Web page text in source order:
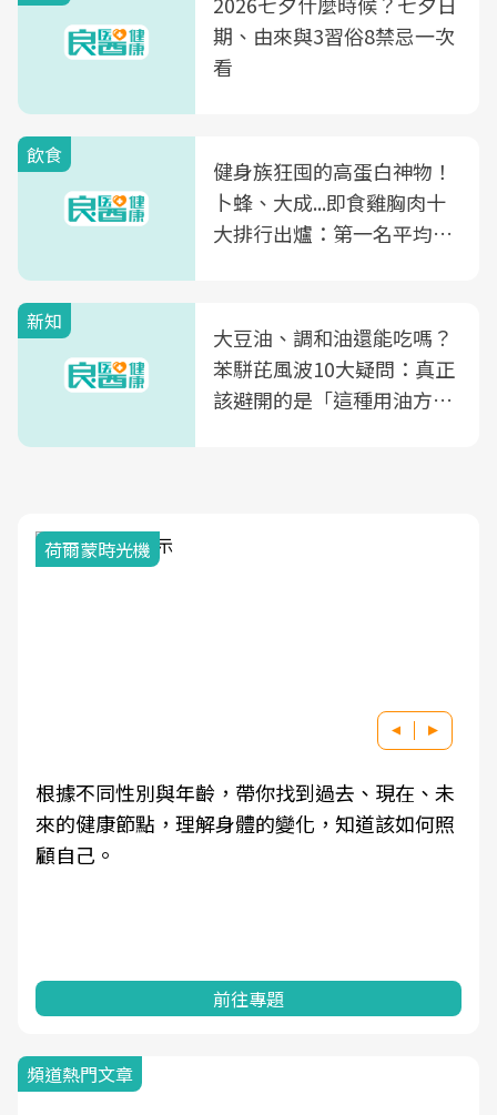
期、由來與3習俗8禁忌一次
看
飲食
健身族狂囤的高蛋白神物！
卜蜂、大成...即食雞胸肉十
大排行出爐：第一名平均一
新知
大豆油、調和油還能吃嗎？
苯駢芘風波10大疑問：真正
該避開的是「這種用油方
荷爾蒙時光機
根據不同性別與年齡，帶你找到過去、現在、未
來的健康節點，理解身體的變化，知道該如何照
顧自己。
前往專題
頻道熱門文章